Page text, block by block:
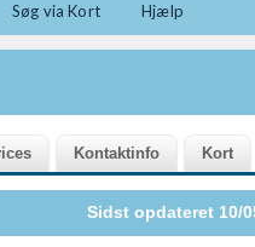
Søg via Kort Hjælp
Sidst opdateret 10/